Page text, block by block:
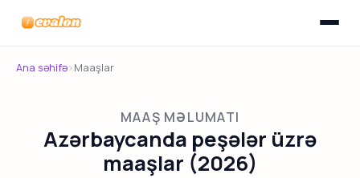
Evalon
Ana səhifə›Maaşlar
MAAŞ MƏLUMATI
Azərbaycanda peşələr üzrə
maaşlar (2026)